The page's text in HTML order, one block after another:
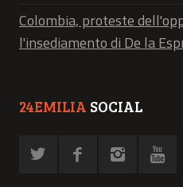
Colombia, proteste
l'insediamento di De la
24EMILIA SOCIAL